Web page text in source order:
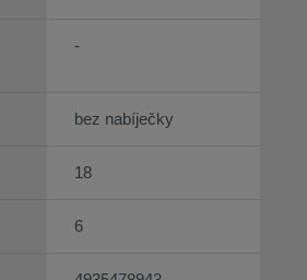
-
bez nabíječky
18
6